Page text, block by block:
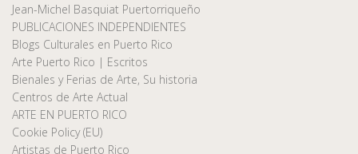
Jean-Michel Basquiat Puertorriqueño
PUBLICACIONES INDEPENDIENTES
Blogs Culturales en Puerto Rico
Arte Puerto Rico | Escritos
Bienales y Ferias de Arte, Su historia
Centros de Arte Actual
ARTE EN PUERTO RICO
Cookie Policy (EU)
Artistas de Puerto Rico